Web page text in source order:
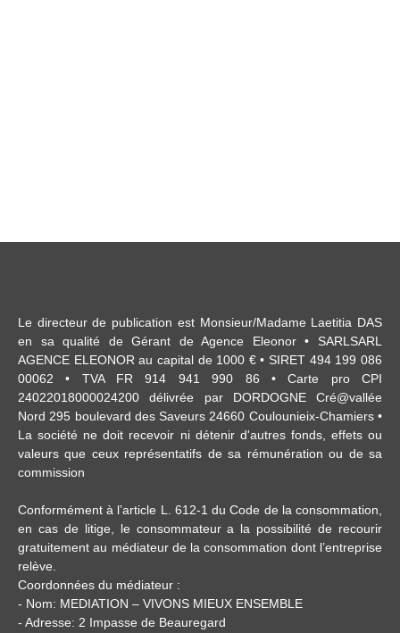
Le directeur de publication est Monsieur/Madame Laetitia DAS
en sa qualité de Gérant de Agence Eleonor • SARLSARL
AGENCE ELEONOR au capital de 1000 € • SIRET 494 199 086
00062 • TVA FR 914 941 990 86 • Carte pro CPI
24022018000024200 délivrée par DORDOGNE Cré@vallée
Nord 295 boulevard des Saveurs 24660 Coulounieix-Chamiers •
La société ne doit recevoir ni détenir d'autres fonds, effets ou
valeurs que ceux représentatifs de sa rémunération ou de sa
commission
Conformément à l’article L. 612-1 du Code de la consommation,
en cas de litige, le consommateur a la possibilité de recourir
gratuitement au médiateur de la consommation dont l’entreprise
relève.
Coordonnées du médiateur :
- Nom: MEDIATION – VIVONS MIEUX ENSEMBLE
- Adresse: 2 Impasse de Beauregard